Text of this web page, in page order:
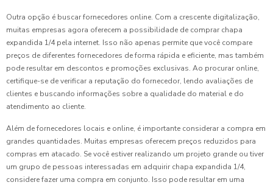
Outra opção é buscar fornecedores online. Com a crescente digitalização,
muitas empresas agora oferecem a possibilidade de comprar chapa
expandida 1/4 pela internet. Isso não apenas permite que você compare
preços de diferentes fornecedores de forma rápida e eficiente, mas também
pode resultar em descontos e promoções exclusivas. Ao procurar online,
certifique-se de verificar a reputação do fornecedor, lendo avaliações de
clientes e buscando informações sobre a qualidade do material e do
atendimento ao cliente.
Além de fornecedores locais e online, é importante considerar a compra em
grandes quantidades. Muitas empresas oferecem preços reduzidos para
compras em atacado. Se você estiver realizando um projeto grande ou tiver
um grupo de pessoas interessadas em adquirir chapa expandida 1/4,
considere fazer uma compra em conjunto. Isso pode resultar em uma